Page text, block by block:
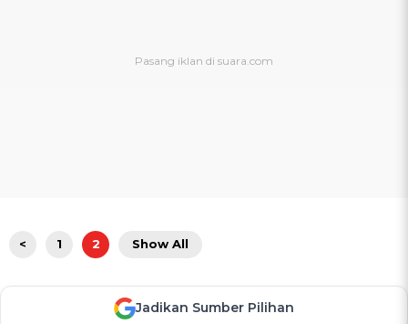
< 1 2 Show All
Jadikan Sumber Pilihan